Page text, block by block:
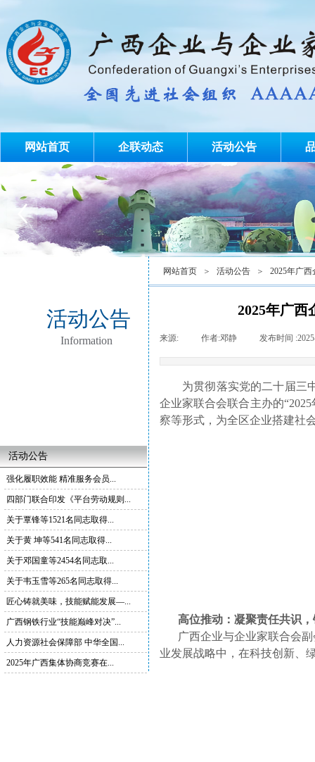
网站首页 企联动态 活动公告
网站首页 ＞ 活动公告 ＞ 2025年广
2025年广
来源: 作者:邓静 发布时间 :
为贯彻落实党的二十届三
企业家联合会联合主办的
察等形式，为全区企业搭建社
高位推动：凝聚责任共识
广西企业与企业家联合会
业发展战略中，在科技创新、
活动公告
Information
活动公告
强化履职效能 精准服务会员...
四部门联合印发《平台劳动规则...
关于覃锋等1521名同志取得...
关于黄 坤等541名同志取得...
关于邓国童等2454名同志取...
关于韦玉雪等265名同志取得...
匠心铸就美味，技能赋能发展—...
广西钢铁行业“技能巅峰对决”...
人力资源社会保障部 中华全国...
2025年广西集体协商竞赛在...